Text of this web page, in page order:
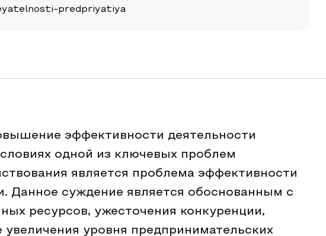
predpriyatiya
эффективности деятельности
одной из ключевых проблем
является проблема эффективности
Данное суждение является обоснованным с
ресурсов, ужесточения конкуренции,
увеличения уровня предпринимательских